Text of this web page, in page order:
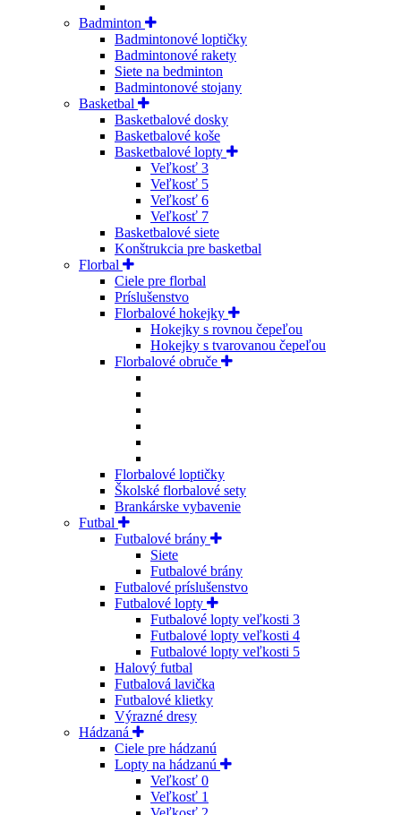
Badminton
Badmintonové loptičky
Badmintonové rakety
Siete na bedminton
Badmintonové stojany
Basketbal
Basketbalové dosky
Basketbalové koše
Basketbalové lopty
Veľkosť 3
Veľkosť 5
Veľkosť 6
Veľkosť 7
Basketbalové siete
Konštrukcia pre basketbal
Florbal
Ciele pre florbal
Príslušenstvo
Florbalové hokejky
Hokejky s rovnou čepeľou
Hokejky s tvarovanou čepeľou
Florbalové obruče
Florbalové loptičky
Školské florbalové sety
Brankárske vybavenie
Futbal
Futbalové brány
Siete
Futbalové brány
Futbalové príslušenstvo
Futbalové lopty
Futbalové lopty veľkosti 3
Futbalové lopty veľkosti 4
Futbalové lopty veľkosti 5
Halový futbal
Futbalová lavička
Futbalové klietky
Výrazné dresy
Hádzaná
Ciele pre hádzanú
Lopty na hádzanú
Veľkosť 0
Veľkosť 1